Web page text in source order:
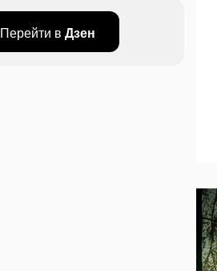
Перейти в Дзен